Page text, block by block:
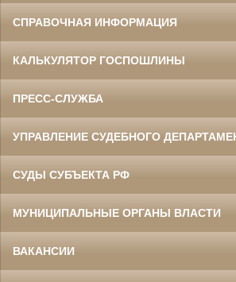
СПРАВОЧНАЯ ИНФОРМАЦИЯ
КАЛЬКУЛЯТОР ГОСПОШЛИНЫ
ПРЕСС-СЛУЖБА
УПРАВЛЕНИЕ СУДЕБНОГО
СУДЫ СУБЪЕКТА РФ
МУНИЦИПАЛЬНЫЕ ОРГАНЫ ВЛАСТИ
ВАКАНСИИ